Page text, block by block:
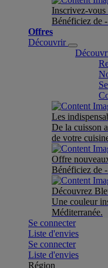
Inscrivez-vous
Bénéficiez de
Offres
Découvrir
Les
De la cuisson
de votre
Offre
Bénéficiez de
Découvrez
Une couleur
Méditerranée.
Se connecter
Liste d'envies
Se connecter
Liste d'envies
Région